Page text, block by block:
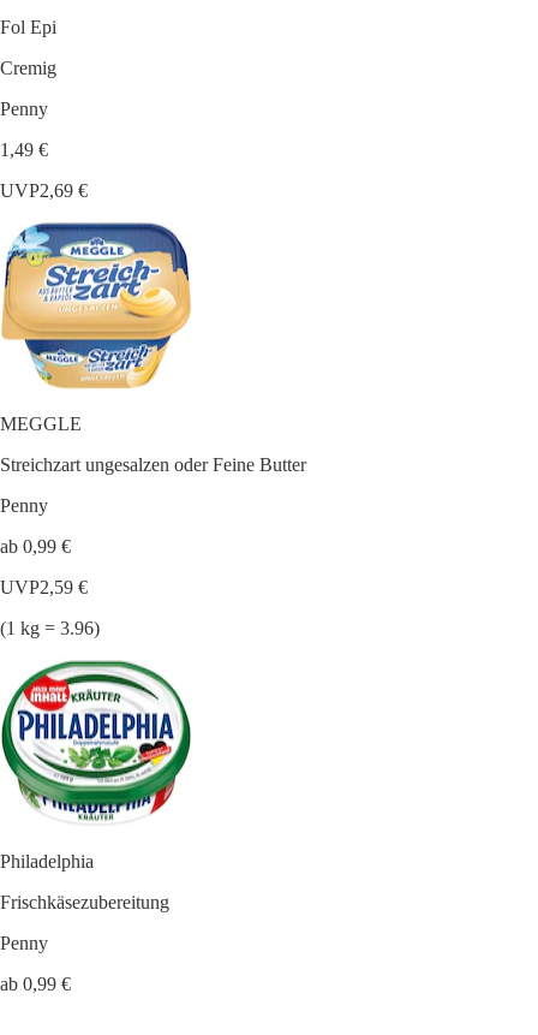
Fol Epi
Cremig
Penny
1,49 €
UVP2,69 €
MEGGLE
Streichzart ungesalzen oder Feine Butter
Penny
ab 0,99 €
UVP2,59 €
(1 kg = 3.96)
Philadelphia
Frischkäsezubereitung
Penny
ab 0,99 €